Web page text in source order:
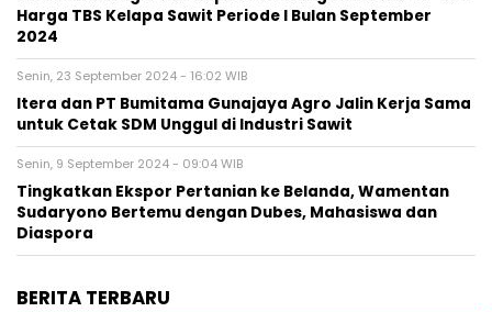
Harga TBS Kelapa Sawit Periode I Bulan September
2024
Senin, 23 September 2024 - 16:02 WIB
Itera dan PT Bumitama Gunajaya Agro Jalin Kerja Sama
untuk Cetak SDM Unggul di Industri Sawit
Senin, 9 September 2024 - 09:04 WIB
Tingkatkan Ekspor Pertanian ke Belanda, Wamentan
Sudaryono Bertemu dengan Dubes, Mahasiswa dan
Diaspora
BERITA TERBARU